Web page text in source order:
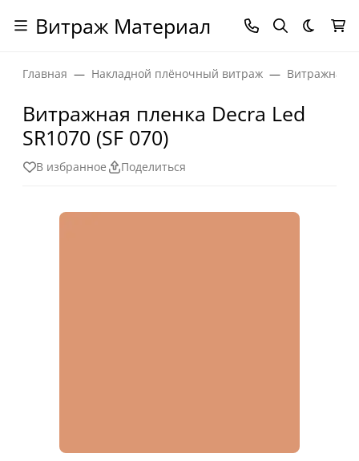
Витраж Материал Темная
Главная Накладной плёночный витраж Витражная
Витражная пленка Decra Led
SR1070 (SF 070)
В избранное Поделиться